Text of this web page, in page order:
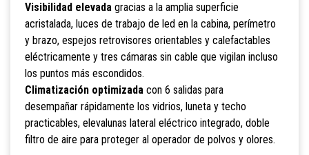
Visibilidad elevadagracias a la amplia superficie
acristalada, luces de trabajo de led en la cabina, perímetro
y brazo, espejos retrovisores orientables y calefactables
eléctricamente y tres cámaras sin cable que vigilan incluso
los puntos más escondidos.
Climatización optimizadacon 6 salidas para
desempañar rápidamente los vidrios, luneta y techo
practicables, elevalunas lateral eléctrico integrado, doble
filtro de aire para proteger al operador de polvos y olores.